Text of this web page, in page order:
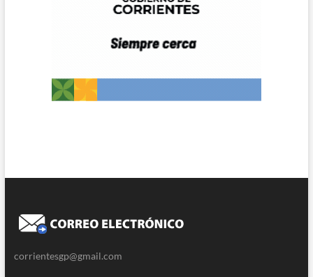
corrientesgp@gmail.com